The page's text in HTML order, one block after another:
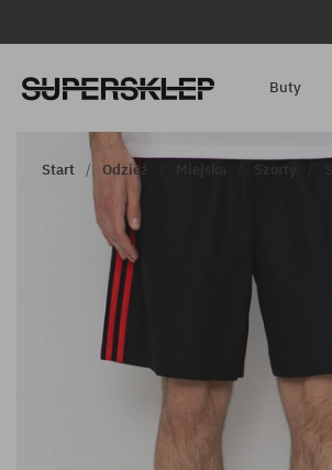
Buty
Start Odzież Miejska Szorty